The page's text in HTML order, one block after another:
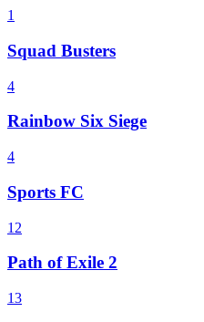
1
Squad Busters
4
Rainbow Six Siege
4
Sports FC
12
Path of Exile 2
13